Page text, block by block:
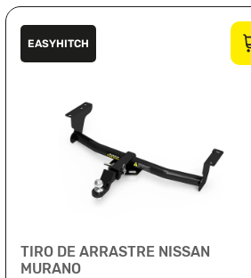
EASYHITCH
TIRO DE ARRASTRE NISSAN
MURANO